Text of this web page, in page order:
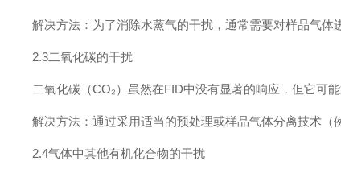
解决方法：为了消除水蒸气的干扰，通常需要对样品气
2.3二氧化碳的干扰
二氧化碳（CO₂）虽然在FID中没有显著的响应，但它可
解决方法：通过采用适当的预处理或样品气体分离技术
2.4气体中其他有机化合物的干扰